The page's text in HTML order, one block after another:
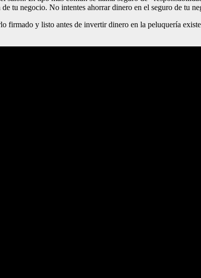
tu negocio. No intentes ahorrar dinero en el seguro de tu
firmado y listo antes de invertir dinero en la peluquería